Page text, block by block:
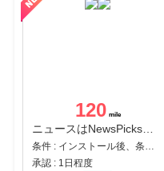
120
ニュースはNewsPicks｜経済ニュース・就活・ビジネス
条件 : インストール後、条件達成
承認 : 1日程度